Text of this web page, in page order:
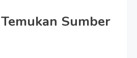
Sumber